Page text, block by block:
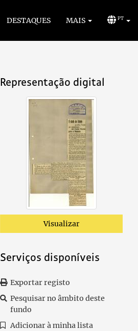
DESTAQUES MAIS PT
Representação digital
Visualizar
Serviços disponíveis
Exportar registo
Pesquisar no âmbito deste
fundo
Adicionar à minha lista